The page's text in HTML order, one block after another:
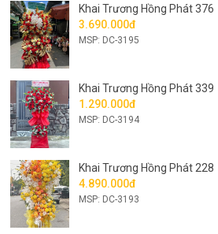
Khai Trương Hồng Phát 376
3.690.000đ
MSP: DC-3195
Khai Trương Hồng Phát 339
1.290.000đ
MSP: DC-3194
Khai Trương Hồng Phát 228
4.890.000đ
MSP: DC-3193